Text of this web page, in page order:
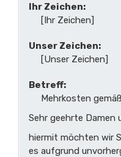
Ihr Zeichen:
[Ihr Zeichen]
Unser Zeichen:
[Unser Zeichen]
Betreff:
Mehrkosten
Sehr geehrte Damen
hiermit möchten wir
es aufgrund